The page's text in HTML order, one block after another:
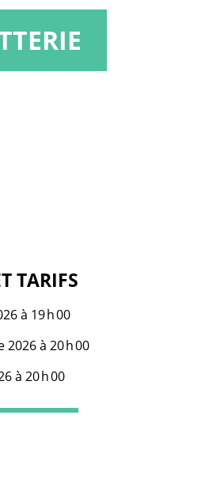
TARIFS
à 19 h 00
à 20 h 00
à 20 h 00